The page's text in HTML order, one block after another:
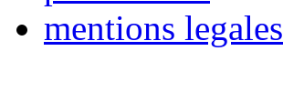
mentions legales